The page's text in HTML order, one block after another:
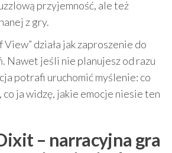
przyjemność, ale też
z gry.
działa jak zaproszenie do
Nawet jeśli nie planujesz od razu
potrafi uruchomić myślenie: co
co ja widzę, jakie emocje niesie ten
– narracyjna gra